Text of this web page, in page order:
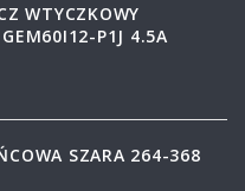
WTYCZKOWY
P1J 4.5A
SZARA 264-368